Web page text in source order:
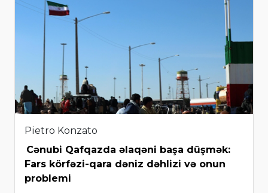
Pietro Konzato
Cənubi Qafqazda əlaqəni başa düşmək:
Fars körfəzi-qara dəniz dəhlizi və onun
problemi